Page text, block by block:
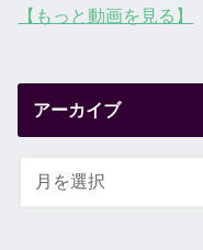
【もっと動画を見る】
アーカイブ